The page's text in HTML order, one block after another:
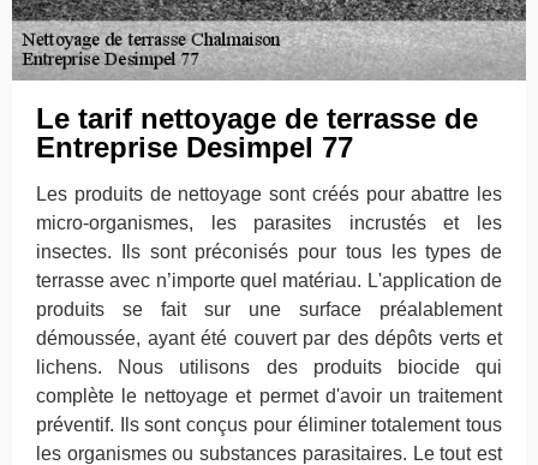
Le tarif nettoyage de terrasse de
Entreprise Desimpel 77
Les produits de nettoyage sont créés pour abattre les
micro-organismes, les parasites incrustés et les
insectes. Ils sont préconisés pour tous les types de
terrasse avec n’importe quel matériau. L'application de
produits se fait sur une surface préalablement
démoussée, ayant été couvert par des dépôts verts et
lichens. Nous utilisons des produits biocide qui
complète le nettoyage et permet d'avoir un traitement
préventif. Ils sont conçus pour éliminer totalement tous
les organismes ou substances parasitaires. Le tout est